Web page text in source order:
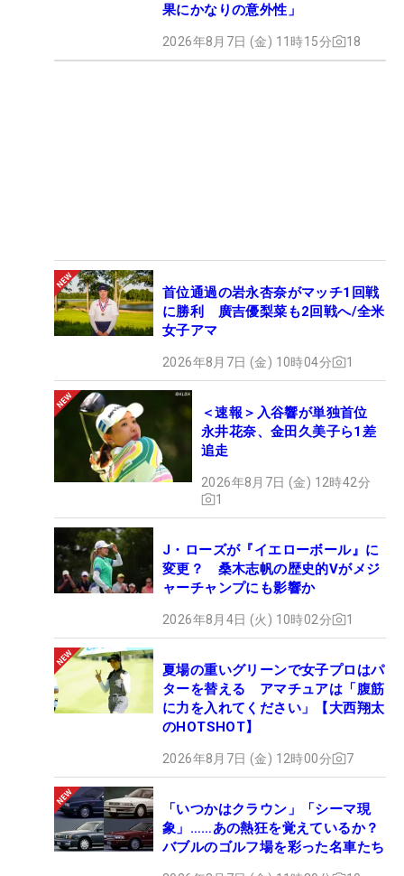
果にかなりの意外性」
2026年8月7日 (金) 11時15分 18
首位通過の岩永杏奈がマッチ1回戦
に勝利 廣吉優梨菜も2回戦へ/全米
女子アマ
2026年8月7日 (金) 10時04分 1
＜速報＞入谷響が単独首位
永井花奈、金田久美子ら1差
追走
2026年8月7日 (金) 12時42分
1
J・ローズが『イエローボール』に
変更？ 桑木志帆の歴史的Vがメジ
ャーチャンプにも影響か
2026年8月4日 (火) 10時02分 1
夏場の重いグリーンで女子プロはパ
ターを替える アマチュアは「腹筋
に力を入れてください」【大西翔太
のHOTSHOT】
2026年8月7日 (金) 12時00分 7
「いつかはクラウン」「シーマ現
象」……あの熱狂を覚えているか？
バブルのゴルフ場を彩った名車たち